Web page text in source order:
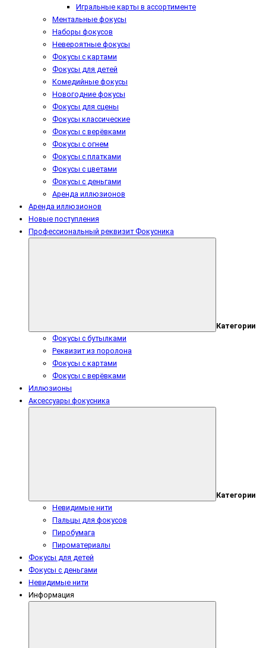
Игральные карты в ассортименте
Ментальные фокусы
Наборы фокусов
Невероятные фокусы
Фокусы с картами
Фокусы для детей
Комедийные фокусы
Новогодние фокусы
Фокусы для сцены
Фокусы классические
Фокусы с верёвками
Фокусы с огнем
Фокусы с платками
Фокусы с цветами
Фокусы с деньгами
Аренда иллюзионов
Аренда иллюзионов
Новые поступления
Профессиональный реквизит Фокусника
Категории
Фокусы с бутылками
Реквизит из поролона
Фокусы с картами
Фокусы с верёвками
Иллюзионы
Аксессуары фокусника
Категории
Невидимые нити
Пальцы для фокусов
Пиробумага
Пироматериалы
Фокусы для детей
Фокусы с деньгами
Невидимые нити
Информация